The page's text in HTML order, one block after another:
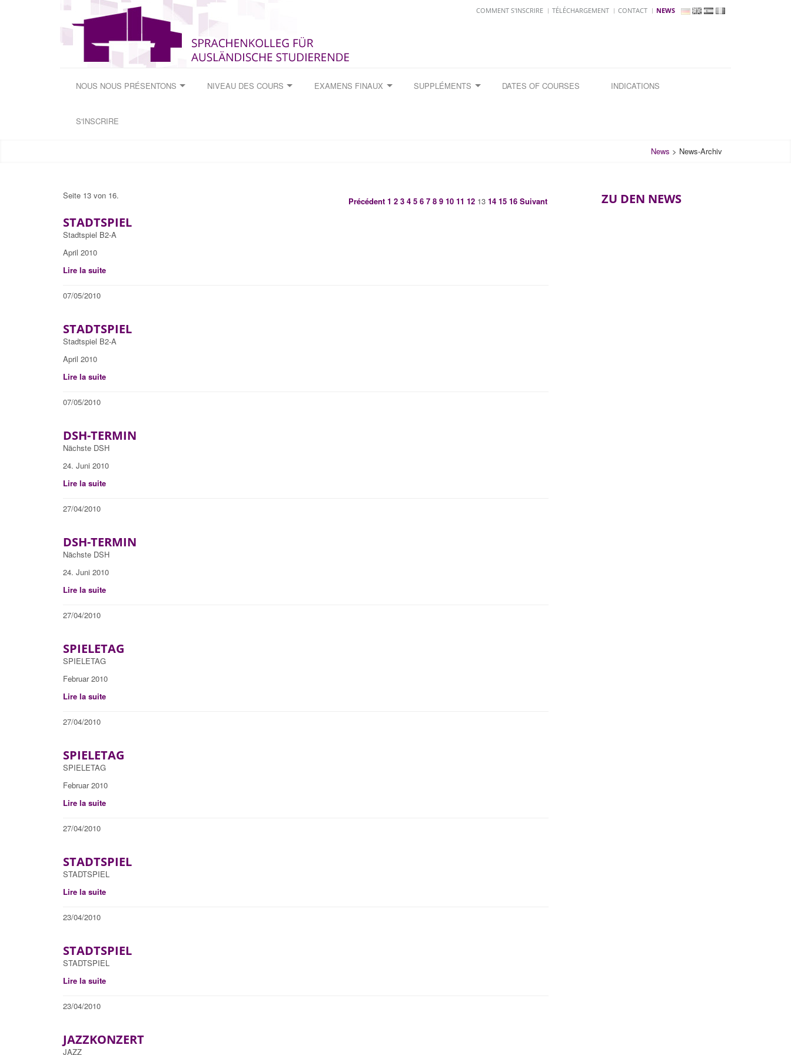
COMMENT S'INSCRIRE TÉLÉCHARGEMENT CONTACT NEWS
NOUS NOUS PRÉSENTONS NIVEAU DES COURS EXAMENS FINAUX SUPPLÉMENTS DATES OF COURSES INDICATIONS
S'INSCRIRE
News > News-Archiv
Seite 13 von 16.
Précédent 1 2 3 4 5 6 7 8 9 10 11 12 13 14 15 16 Suivant
STADTSPIEL
Stadtspiel B2-A
April 2010
Lire la suite
07/05/2010
STADTSPIEL
Stadtspiel B2-A
April 2010
Lire la suite
07/05/2010
DSH-TERMIN
Nächste DSH
24. Juni 2010
Lire la suite
27/04/2010
DSH-TERMIN
Nächste DSH
24. Juni 2010
Lire la suite
27/04/2010
SPIELETAG
SPIELETAG
Februar 2010
Lire la suite
27/04/2010
SPIELETAG
SPIELETAG
Februar 2010
Lire la suite
27/04/2010
STADTSPIEL
STADTSPIEL
Lire la suite
23/04/2010
STADTSPIEL
STADTSPIEL
Lire la suite
23/04/2010
JAZZKONZERT
JAZZ
ZU DEN NEWS